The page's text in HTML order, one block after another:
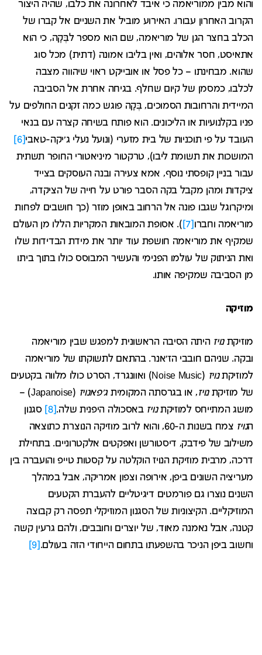
והוא מבין ממוריאמה כי איבד לאחרונה את כלבו, שהיה היצור
הקרוב האחרון עבורו. האירוע מוביל את השניים אל קברו של
הכלב בחצר הגן של מוריאמה, שם הוא מספר לבֶּקָה, כי הוא
אתאיסט, חסר אלוהים, ואין בליבו אמונה (דתית) מכל סוג
שהוא. מבחינתו – כל פסל או אובייקט ראוי שיהווה מצבה
לכלבו, כמסמן של קיום שחלף. בגיחה אחרת אל הסביבה
המיידית והרחובות הסמוכים, בֶּקָה פוגש כמה זקנים החולפים על
פניו בקלנועיות או הליכונים. הוא פותח בשיחה קצרה עם בנאי
העובד על פי תוכניות של בית מזערי (ונועל נעלי ג'יקה-טאבי [6]
המושכות את תשומת ליבו), טרקטור מיניאטורי החופר תשתית
עבור בניין קופסתי נוסף, אמא צעירה ובנה העוסקים בצייד
ציקדות ומהן מקבל בקה הסבר פורט על חייה של הציקדה,
ומיקרוגל שגבו פונה אל הרחוב באופן מוזר (כך חושבים לפחות
מוריאמה וחברו
). אסופת המובאות המקריות הללו מן העולם
שמקיף את מוריאמה חושפת עוד יותר את מידת הבדידות שלו
ואת הניתוק של עולמו הפנימי והעשיר המבוסס כולו בתוך ביתו
מן הסביבה שמקיפה אותו.
מוזיקה
מוזיקתנויזהיתה הסיבה הראשונית למפגש שבין מוריאמה
ובקה. שניהם חובבי הז'אנר. בהתאם לתשוקתו של מוריאמה
למוזיקתנויז
(Noise Music) ואוונגרד, הסרט כולו מלווה בקטעים
של מוזיקתנויז, או בגרסתה המקומיתג'פאנויז
(Japanoise) –
מושג המתייחס למוזיקתנויז באסכולה היפנית שלה. [8]
סגנון
הנויז
צמח בשנות ה-60, והוא לרוב מוזיקה הנוצרת כתוצאה
משילוב של פידבק, דיסטורשן ואפקטים אלקטרוניים. בתחילת
דרכה, מרבית מוזיקת הנויז הוקלטה על קסטות טייפ והועברה בין
מעריציה השונים ביפן, אירופה וצפון אמריקה, אבל במהלך
השנים נוצרו גם פורמטים דיגיטליים להעברת הקטעים
המוזיקליים. הקיצוניות של הסגנון המוזיקלי תפסה רק קבוצה
קטנה, אבל נאמנה מאוד, של יוצרים וחובבים, ולהם גרעין קשה
וחשוב ביפן הניכר בהשפעתו בתחום הייחודי הזה בעולם. [9]